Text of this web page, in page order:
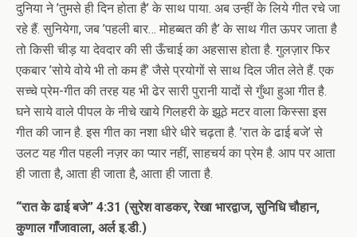
दुनिया ने ’तुमसे ही दिन होता है’ के साथ पाया. अब उन्हीं के लिये गीत रचे जा
रहे हैं. सुनियेगा, जब ’पहली बार… मोहब्बत की है’ के साथ गीत ऊपर जाता है
तो किसी चीड़ या देवदार की सी ऊँचाई का अहसास होता है. गुलज़ार फिर
एकबार ’सोये वोये भी तो कम हैं’ जैसे प्रयोगों से साथ दिल जीत लेते हैं. एक
सच्चे प्रेम-गीत की तरह यह भी ढेर सारी पुरानी यादों से गुँथा हुआ गीत है.
घने साये वाले पीपल के नीचे खाये गिलहरी के झूठे मटर वाला किस्सा इस
गीत की जान है. इस गीत का नशा धीरे धीरे चढ़ता है. ’रात के ढाई बजे’ से
उलट यह गीत पहली नज़र का प्यार नहीं, साहचर्य का प्रेम है. आप पर आता
ही जाता है, आता ही जाता है, आता ही जाता है.
“रात के ढाई बजे” 4:31 (सुरेश वाडकर, रेखा भारद्वाज, सुनिधि चौहान,
कुणाल गाँजावाला, अर्ल इ.डी.)